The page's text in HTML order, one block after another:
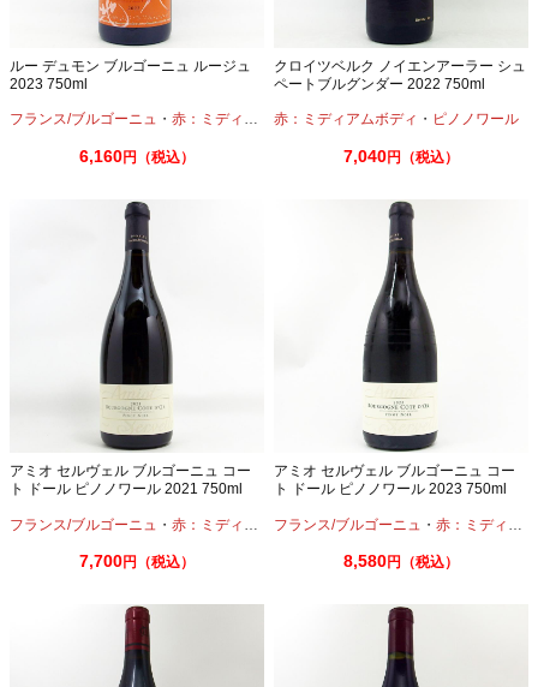
ルー デュモン ブルゴーニュ ルージュ
2023 750ml
フランス/ブルゴーニュ ・ 赤：ミディアムボディ ・ピノノワール
6,160円（税込）
クロイツベルク ノイエンアーラー シュ
ペートブルグンダー 2022 750ml
赤：ミディアムボディ ・ ピノノワール
7,040円（税込）
アミオ セルヴェル ブルゴーニュ コー
ト ドール ピノノワール 2021 750ml
フランス/ブルゴーニュ ・ 赤：ミディアムボディ ・ピノノワール
7,700円（税込）
アミオ セルヴェル ブルゴーニュ コー
ト ドール ピノノワール 2023 750ml
フランス/ブルゴーニュ ・赤：ミディアムボディ
8,580円（税込）